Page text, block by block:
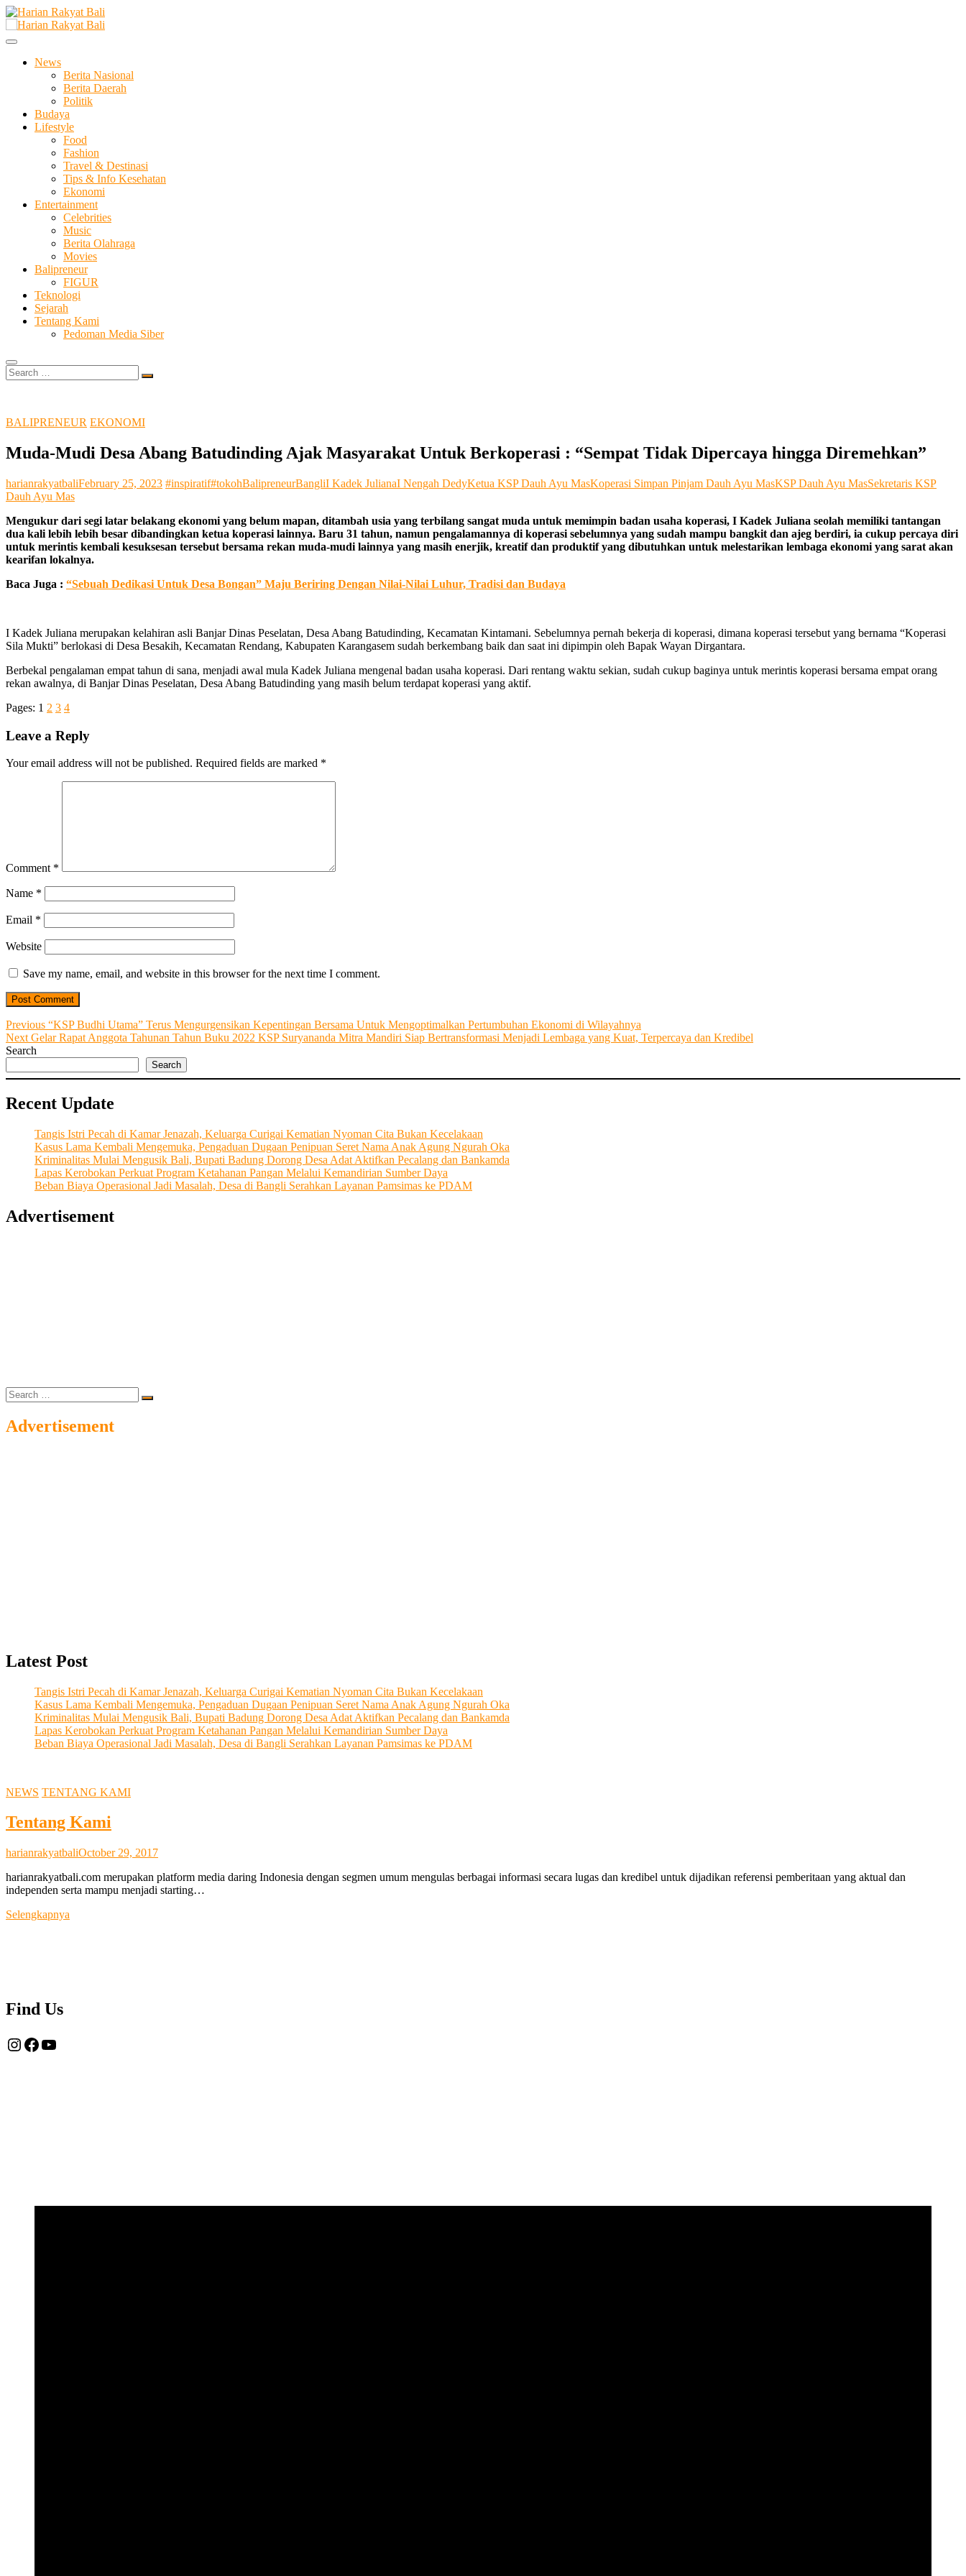
Skip
content
Harian Rakyat Bali
Membangun Semangat Kehidupan dan Berbangsa
News
Berita Nasional
Berita Daerah
Politik
Budaya
Lifestyle
Food
Fashion
Travel & Destinasi
Tips & Info Kesehatan
Ekonomi
Entertainment
Celebrities
Music
Berita Olahraga
Movies
Balipreneur
FIGUR
Teknologi
Sejarah
Tentang Kami
Pedoman Media Siber
Search
…
BALIPRENEUR EKONOMI
Muda-Mudi Desa Abang Batudinding Ajak Masyarakat Untuk Berkoperasi : “Sempat Tidak Dipercaya hingga Diremehkan”
harianrakyatbaliFebruary 25, 2023 #inspiratif#tokohBalipreneurBangliI Kadek JulianaI Nengah DedyKetua KSP Dauh Ayu MasKoperasi Simpan Pinjam Dauh Ayu MasKSP Dauh Ayu MasSekretaris KSP
Dauh Ayu Mas
Mengukur dari segi latar belakang ekonomi yang belum mapan, ditambah usia yang terbilang sangat muda untuk memimpin badan usaha koperasi, I Kadek Juliana seolah memiliki tantangan
dua kali lebih lebih besar dibandingkan ketua koperasi lainnya. Baru 31 tahun, namun pengalamannya di koperasi sebelumnya yang sudah mampu bangkit dan ajeg berdiri, ia cukup percaya diri
untuk merintis kembali kesuksesan tersebut bersama rekan muda-mudi lainnya yang masih enerjik, kreatif dan produktif yang dibutuhkan untuk melestarikan lembaga ekonomi yang sarat akan
kearifan lokalnya.
Baca Juga : “Sebuah Dedikasi Untuk Desa Bongan” Maju Beriring Dengan Nilai-Nilai Luhur, Tradisi dan Budaya
I Kadek Juliana merupakan kelahiran asli Banjar Dinas Peselatan, Desa Abang Batudinding, Kecamatan Kintamani. Sebelumnya pernah bekerja di koperasi, dimana koperasi tersebut yang bernama “Koperasi
Sila Mukti” berlokasi di Desa Besakih, Kecamatan Rendang, Kabupaten Karangasem sudah berkembang baik dan saat ini dipimpin oleh Bapak Wayan Dirgantara.
Berbekal pengalaman empat tahun di sana, menjadi awal mula Kadek Juliana mengenal badan usaha koperasi. Dari rentang waktu sekian, sudah cukup baginya untuk merintis koperasi bersama empat orang
rekan awalnya, di Banjar Dinas Peselatan, Desa Abang Batudinding yang masih belum terdapat koperasi yang aktif.
Pages: 1 2 3 4
Leave a Reply
Your email address will not be published. Required fields are marked *
Comment *
Name *
Email *
Website
Save my name, email, and website in this browser for the next time I comment.
Post
navigation
Previous Previous
post:
“KSP Budhi Utama” Terus Mengurgensikan Kepentingan Bersama Untuk Mengoptimalkan Pertumbuhan Ekonomi di Wilayahnya
Next Next
post:
Gelar Rapat Anggota Tahunan Tahun Buku 2022 KSP Suryananda Mitra Mandiri Siap Bertransformasi Menjadi Lembaga yang Kuat, Terpercaya dan Kredibel
Search
Search
Recent Update
Tangis Istri Pecah di Kamar Jenazah, Keluarga Curigai Kematian Nyoman Cita Bukan Kecelakaan
Kasus Lama Kembali Mengemuka, Pengaduan Dugaan Penipuan Seret Nama Anak Agung Ngurah Oka
Kriminalitas Mulai Mengusik Bali, Bupati Badung Dorong Desa Adat Aktifkan Pecalang dan Bankamda
Lapas Kerobokan Perkuat Program Ketahanan Pangan Melalui Kemandirian Sumber Daya
Beban Biaya Operasional Jadi Masalah, Desa di Bangli Serahkan Layanan Pamsimas ke PDAM
Advertisement
Search
…
Advertisement
Latest Post
Tangis Istri Pecah di Kamar Jenazah, Keluarga Curigai Kematian Nyoman Cita Bukan Kecelakaan
Kasus Lama Kembali Mengemuka, Pengaduan Dugaan Penipuan Seret Nama Anak Agung Ngurah Oka
Kriminalitas Mulai Mengusik Bali, Bupati Badung Dorong Desa Adat Aktifkan Pecalang dan Bankamda
Lapas Kerobokan Perkuat Program Ketahanan Pangan Melalui Kemandirian Sumber Daya
Beban Biaya Operasional Jadi Masalah, Desa di Bangli Serahkan Layanan Pamsimas ke PDAM
NEWS TENTANG KAMI
Tentang Kami
harianrakyatbaliOctober 29, 2017
harianrakyatbali.com merupakan platform media daring Indonesia dengan segmen umum mengulas berbagai informasi secara lugas dan kredibel untuk dijadikan referensi pemberitaan yang aktual dan
independen serta mampu menjadi starting…
Selengkapnya
Find Us
Instagram
Facebook
YouTube